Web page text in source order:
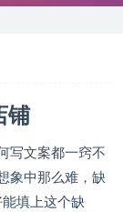
铺
写文案都一窍不
象中那么难，缺
填上这个缺